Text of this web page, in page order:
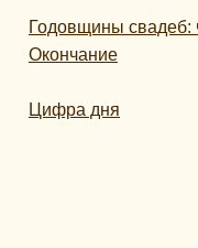
Годовщины свадеб:
Окончание
Цифра дня